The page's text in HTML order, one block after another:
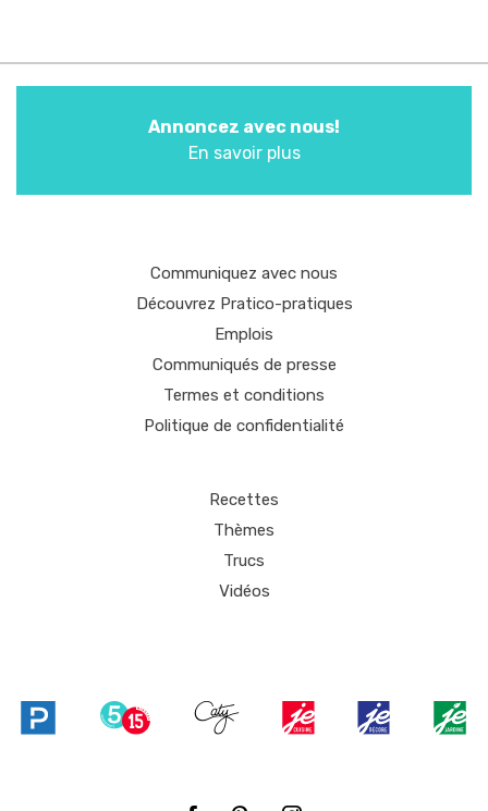
Annoncez avec nous!
En savoir plus
Communiquez avec nous
Découvrez Pratico-pratiques
Emplois
Communiqués de presse
Termes et conditions
Politique de confidentialité
Recettes
Thèmes
Trucs
Vidéos